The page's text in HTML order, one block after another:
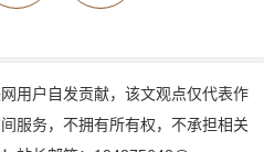
用户自发贡献，该文观点仅代表作
服务，不拥有所有权，不承担相关